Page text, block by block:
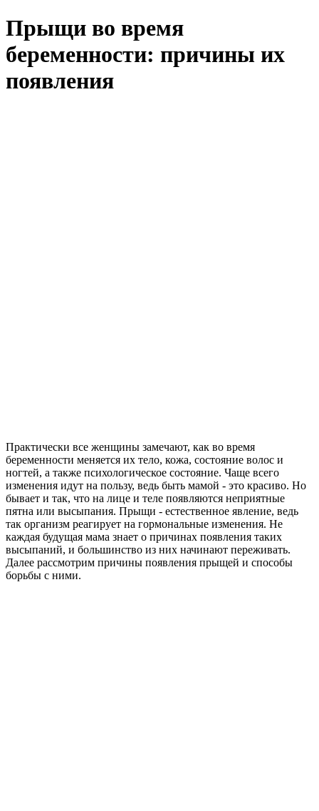
Прыщи во время
беременности: причины их
появления
Практически все женщины замечают, как во время
беременности меняется их тело, кожа, состояние волос и
ногтей, а также психологическое состояние. Чаще всего
изменения идут на пользу, ведь быть мамой - это красиво. Но
бывает и так, что на лице и теле появляются неприятные
пятна или высыпания. Прыщи - естественное явление, ведь
так организм реагирует на гормональные изменения. Не
каждая будущая мама знает о причинах появления таких
высыпаний, и большинство из них начинают переживать.
Далее рассмотрим причины появления прыщей и способы
борьбы с ними.